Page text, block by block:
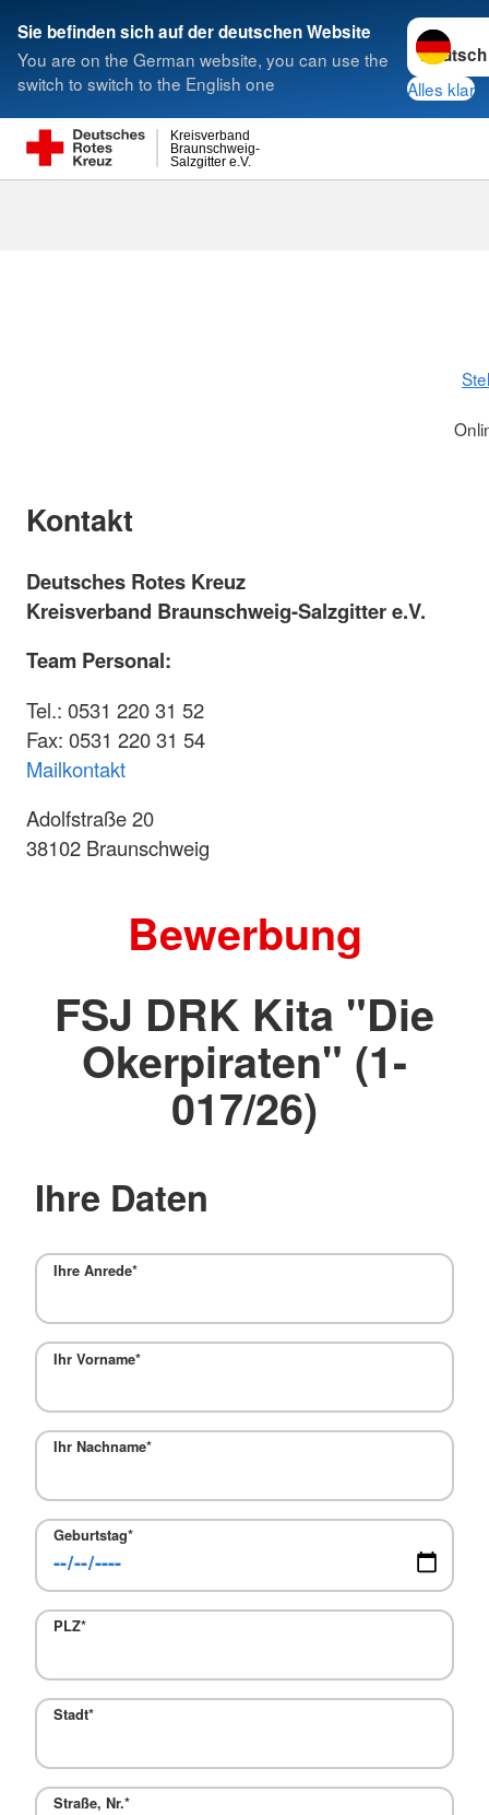
Sie befinden sich auf der deutschen Website
You are on the German website, you can use the
switch to switch to the English one
Sprache
Alles klar
Salzgitter e.V.
Braunschweig-
Kreisverband
Suche
Kontakt
Deutsches Rotes Kreuz
Kreisverband Braunschweig-Salzgitter e.V.
Team Personal:
Tel.: 0531 220 31 52
Fax: 0531 220 31 54
Mailkontakt
Adolfstraße 20
38102 Braunschweig
Bewerbung
FSJ DRK Kita "Die
Okerpiraten" (1-
017/26)
Ihre Daten
Ihre Anrede*
Ihr Vorname*
Ihr Nachname*
Geburtstag*
PLZ*
Stadt*
Straße, Nr.*